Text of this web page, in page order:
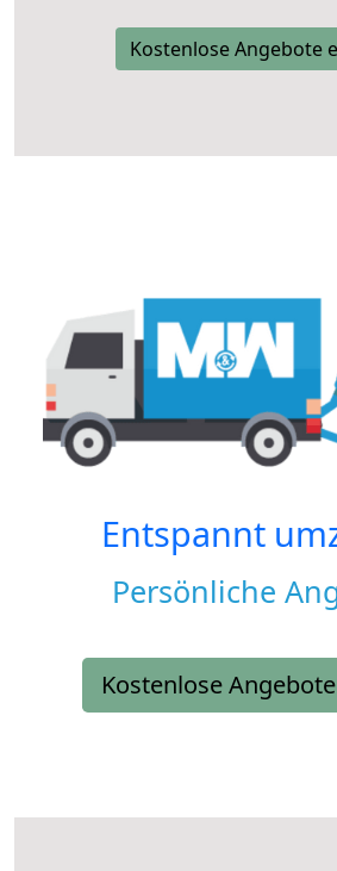
Kostenlose Angebote
Entspannt
Persönliche
Kostenlose